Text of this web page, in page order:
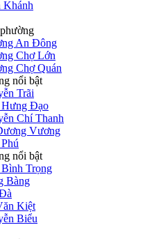
Khánh
An Đông
Chợ Lớn
Chợ Quán
nổi bật
Trãi
Hưng Đạo
Chí Thanh
Vương
nổi bật
Trọng
Bàng
Kiệt
Biểu